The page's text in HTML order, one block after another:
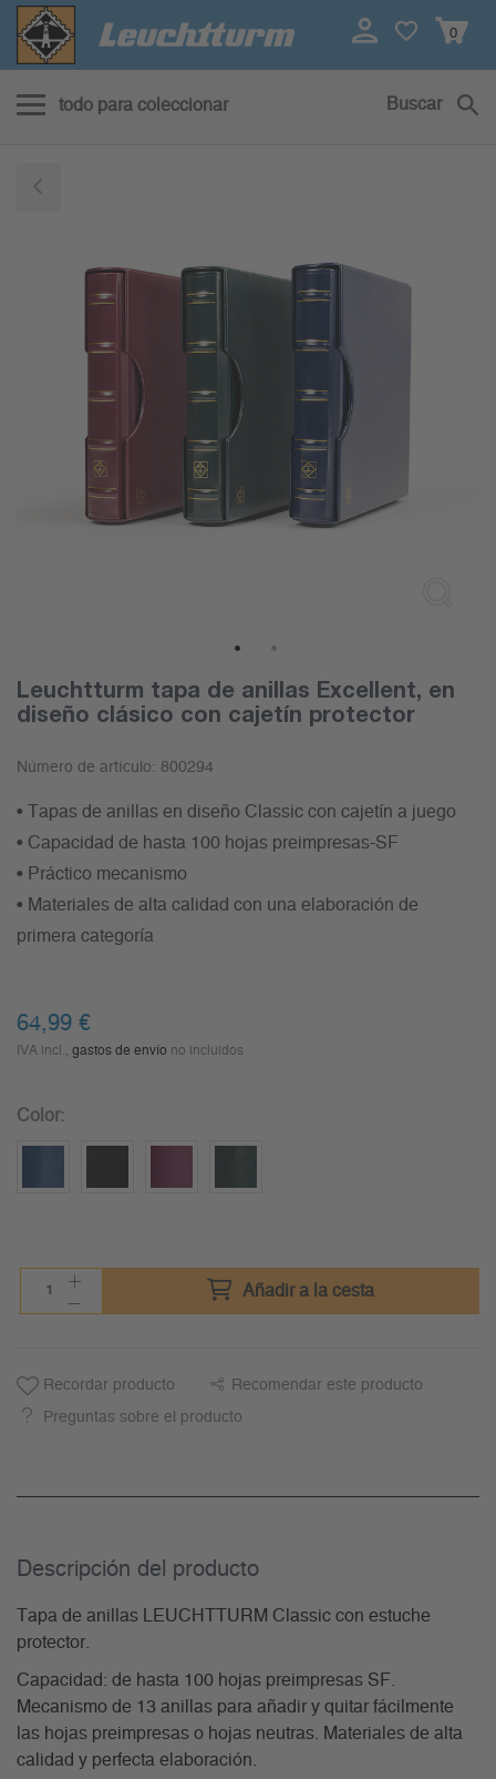
0
todo para coleccionar Buscar
Leuchtturm tapa de anillas Excellent, en
diseño clásico con cajetín protector
Número de artículo: 800294
• Tapas de anillas en diseño Classic con cajetín a juego
• Capacidad de hasta 100 hojas preimpresas-SF
• Práctico mecanismo
• Materiales de alta calidad con una elaboración de
primera categoría
64,99 €
IVA incl., gastos de envío no incluidos
Color:
Añadir a la cesta
Recordar producto Recomendar este producto
Preguntas sobre el producto
Descripción del producto
Tapa de anillas LEUCHTTURM Classic con estuche
protector.
Capacidad: de hasta 100 hojas preimpresas SF.
Mecanismo de 13 anillas para añadir y quitar fácilmente
las hojas preimpresas o hojas neutras. Materiales de alta
calidad y perfecta elaboración.